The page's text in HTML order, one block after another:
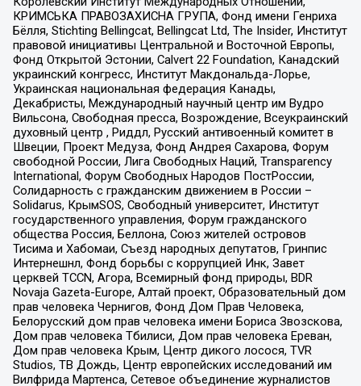
КРИМСЬКА ПРАВОЗАХИСНА ГРУПА, Фонд имени Генриха
Бёлля, Stichting Bellingcat, Bellingcat Ltd, The Insider, Институт
правовой инициативы Центральной и Восточной Европы,
Фонд Открытой Эстонии, Calvert 22 Foundation, Канадский
украинский конгресс, Институт Макдональда-Лорье,
Украинская национальная федерация Канады,
Декабристы, Международный научный центр им Вудро
Вильсона, Свободная пресса, Возрождение, Всеукраинский
духовный центр , Риддл, Русский антивоенный комитет в
Швеции, Проект Медуза, Фонд Андрея Сахарова, Форум
свободной России, Лига Свободных Наций, Transparеncy
International, Форум Свободных Народов ПостРоссии,
Солидарность с гражданским движением в России –
Solidarus, КрымSOS, Свободный университет, Институт
государственного управления, Форум гражданского
общества Россия, Беллона, Союз жителей островов
Тисима и Хабомаи, Съезд народных депутатов, Гринпис
Интернешнл, Фонд борьбы с коррупцией Инк, Завет
церквей TCCN, Агора, Всемирный фонд природы, BDR
Novaja Gazeta-Europe, Алтай проект, Образовательный дом
прав человека Чернигов, Фонд Дом Прав Человека,
Белорусский дом прав человека имени Бориса Звозскова,
Дом прав человека Тбилиси, Дом прав человека Ереван,
Дом прав человека Крым, Центр дикого лосося, TVR
Studios, ТВ Дождь, Центр европейских исследований им
Вилфрида Мартенса, Сетевое объединение журналистов